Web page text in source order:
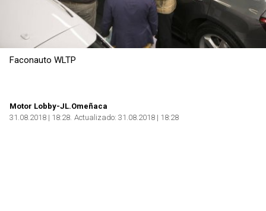
Faconauto WLTP
Motor Lobby-JL.Omeñaca
31.08.2018 | 18:28 Actualizado: 31.08.2018 | 18:28